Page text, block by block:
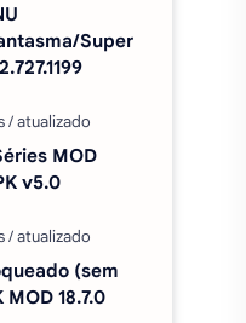
Super
MOD
v5.0
(sem
18.7.0